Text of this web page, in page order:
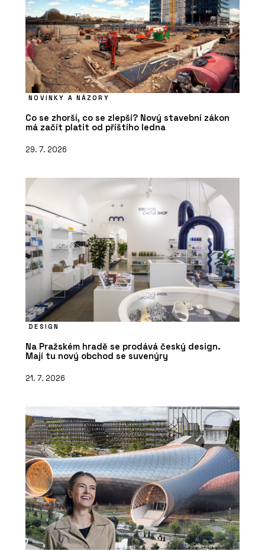
NOVINKY A NÁZORY
Co se zhorší, co se zlepší? Nový stavební zákon
má začít platit od příštího ledna
29. 7. 2026
DESIGN
Na Pražském hradě se prodává český design.
Mají tu nový obchod se suvenýry
21. 7. 2026